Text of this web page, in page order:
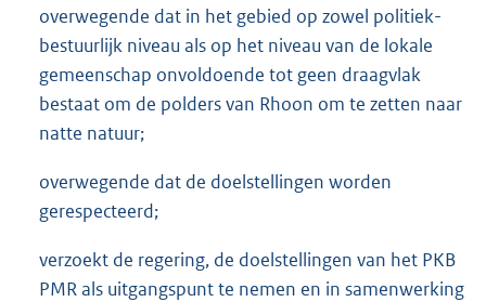
overwegende dat in het gebied op zowel politiek-
bestuurlijk niveau als op het niveau van de lokale
gemeenschap onvoldoende tot geen draagvlak
bestaat om de polders van Rhoon om te zetten naar
natte natuur;
overwegende dat de doelstellingen worden
gerespecteerd;
verzoekt de regering, de doelstellingen van het PKB
PMR als uitgangspunt te nemen en in samenwerking